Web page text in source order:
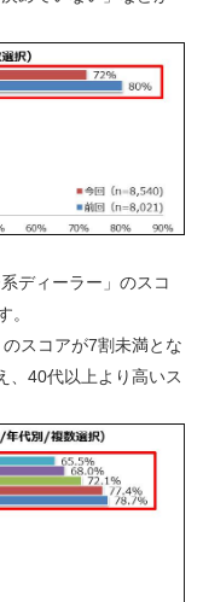
ディーラー」のスコ
。
スコアが7割未満とな
、40代以上より高いス